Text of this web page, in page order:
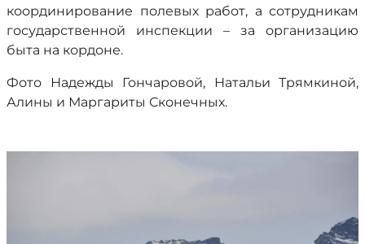
координирование полевых работ, а сотрудникам
государственной инспекции – за организацию
быта на кордоне.
Фото Надежды Гончаровой, Натальи Трямкиной,
Алины и Маргариты Сконечных.